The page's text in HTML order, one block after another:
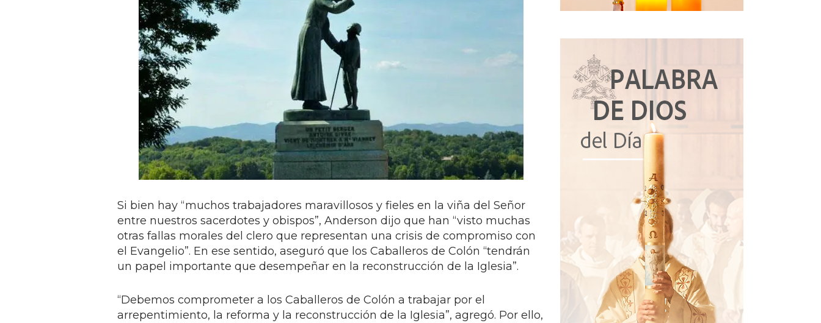
Si bien hay “muchos trabajadores maravillosos y fieles en la viña del Señor
entre nuestros sacerdotes y obispos”, Anderson dijo que han “visto muchas
otras fallas morales del clero que representan una crisis de compromiso con
el Evangelio”. En ese sentido, aseguró que los Caballeros de Colón “tendrán
un papel importante que desempeñar en la reconstrucción de la Iglesia”.
“Debemos comprometer a los Caballeros de Colón a trabajar por el
arrepentimiento, la reforma y la reconstrucción de la Iglesia”, agregó. Por ello,